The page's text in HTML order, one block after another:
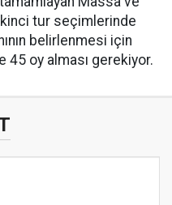
ikinci tur seçimlerinde
belirlenmesi için
45 oy alması gerekiyor.